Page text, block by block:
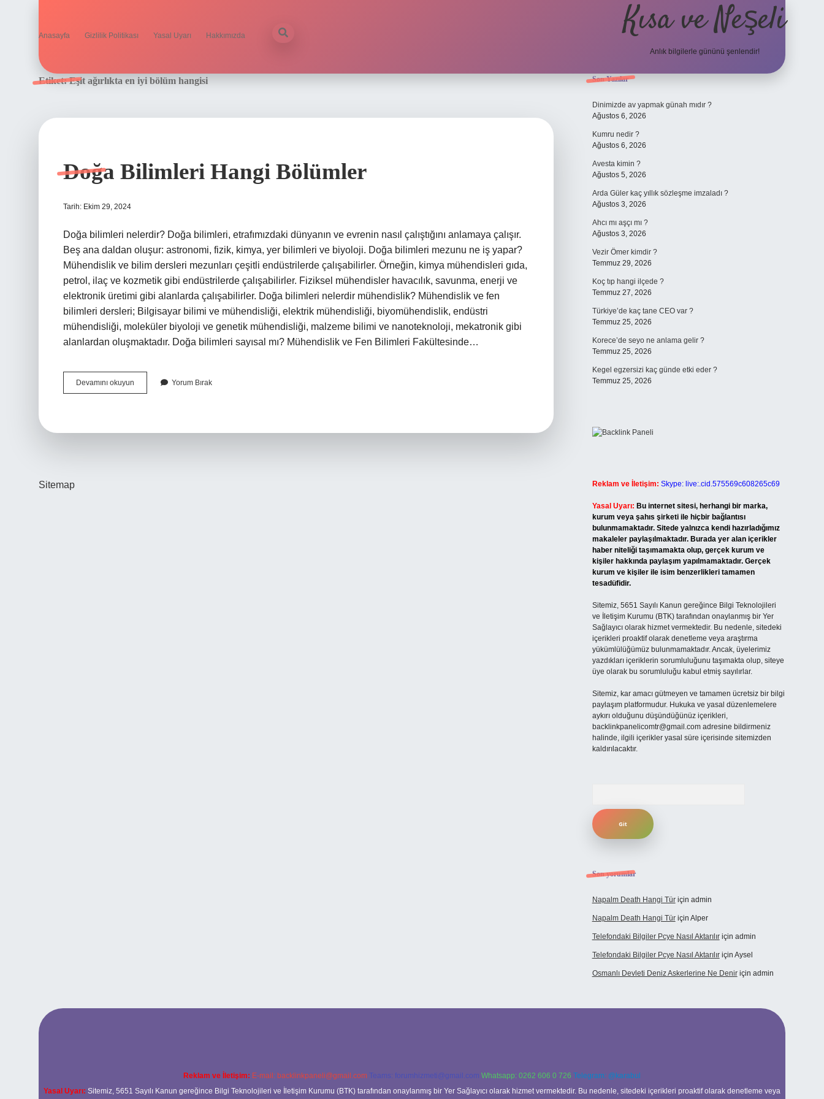
Anasayfa Gizlilik Politikası Yasal Uyarı Hakkımızda Kısa ve Neşeli
Anlık bilgilerle gününü şenlendir!
Etiket:Eşit ağırlıkta en iyi bölüm hangisi
Doğa Bilimleri Hangi Bölümler
Tarih: Ekim 29, 2024
Doğa bilimleri nelerdir? Doğa bilimleri, etrafımızdaki dünyanın ve evrenin nasıl çalıştığını anlamaya çalışır.
Beş ana daldan oluşur: astronomi, fizik, kimya, yer bilimleri ve biyoloji. Doğa bilimleri mezunu ne iş yapar?
Mühendislik ve bilim dersleri mezunları çeşitli endüstrilerde çalışabilirler. Örneğin, kimya mühendisleri gıda,
petrol, ilaç ve kozmetik gibi endüstrilerde çalışabilirler. Fiziksel mühendisler havacılık, savunma, enerji ve
elektronik üretimi gibi alanlarda çalışabilirler. Doğa bilimleri nelerdir mühendislik? Mühendislik ve fen
bilimleri dersleri; Bilgisayar bilimi ve mühendisliği, elektrik mühendisliği, biyomühendislik, endüstri
mühendisliği, moleküler biyoloji ve genetik mühendisliği, malzeme bilimi ve nanoteknoloji, mekatronik gibi
alanlardan oluşmaktadır. Doğa bilimleri sayısal mı? Mühendislik ve Fen Bilimleri Fakültesinde…
Devamını okuyun
Bilimleri
Yorum Bırak
Sitemap
Sidebar
Son Yazılar
Dinimizde av yapmak günah mıdır ?
Ağustos 6, 2026
Kumru nedir ?
Ağustos 6, 2026
Avesta kimin ?
Ağustos 5, 2026
Arda Güler kaç yıllık sözleşme imzaladı ?
Ağustos 3, 2026
Ahcı mı aşçı mı ?
Ağustos 3, 2026
Vezir Ömer kimdir ?
Temmuz 29, 2026
Koç tıp hangi ilçede ?
Temmuz 27, 2026
Türkiye’de kaç tane CEO var ?
Temmuz 25, 2026
Korece’de seyo ne anlama gelir ?
Temmuz 25, 2026
Kegel egzersizi kaç günde etki eder ?
Temmuz 25, 2026
Reklam ve İletişim: Skype: live:.cid.575569c608265c69
Yasal Uyarı: Bu internet sitesi, herhangi bir marka,
kurum veya şahıs şirketi ile hiçbir bağlantısı
bulunmamaktadır. Sitede yalnızca kendi hazırladığımız
makaleler paylaşılmaktadır. Burada yer alan içerikler
haber niteliği taşımamakta olup, gerçek kurum ve
kişiler hakkında paylaşım yapılmamaktadır. Gerçek
kurum ve kişiler ile isim benzerlikleri tamamen
tesadüfidir.
Sitemiz, 5651 Sayılı Kanun gereğince Bilgi Teknolojileri
ve İletişim Kurumu (BTK) tarafından onaylanmış bir Yer
Sağlayıcı olarak hizmet vermektedir. Bu nedenle, sitedeki
içerikleri proaktif olarak denetleme veya araştırma
yükümlülüğümüz bulunmamaktadır. Ancak, üyelerimiz
yazdıkları içeriklerin sorumluluğunu taşımakta olup, siteye
üye olarak bu sorumluluğu kabul etmiş sayılırlar.
Sitemiz, kar amacı gütmeyen ve tamamen ücretsiz bir bilgi
paylaşım platformudur. Hukuka ve yasal düzenlemelere
aykırı olduğunu düşündüğünüz içerikleri,
backlinkpanelicomtr@gmail.comadresine bildirmeniz
halinde, ilgili içerikler yasal süre içerisinde sitemizden
kaldırılacaktır.
Son yorumlar
Napalm Death Hangi Türiçin admin
Napalm Death Hangi Türiçin Alper
Telefondaki Bilgiler Pcye Nasıl Aktarılıriçin admin
Telefondaki Bilgiler Pcye Nasıl Aktarılıriçin Aysel
Osmanlı Devleti Deniz Askerlerine Ne Deniriçin admin
Reklam ve İletişim: E-mail: backlinkpaneli@gmail.com Teams: forumhizmeti@gmail.com Whatsapp: 0262 606 0 726 Telegram: @karabul
Yasal Uyarı: Sitemiz, 5651 Sayılı Kanun gereğince Bilgi Teknolojileri ve İletişim Kurumu (BTK) tarafından onaylanmış bir Yer Sağlayıcı olarak hizmet vermektedir. Bu nedenle, sitedeki içerikleri proaktif olarak denetleme veya